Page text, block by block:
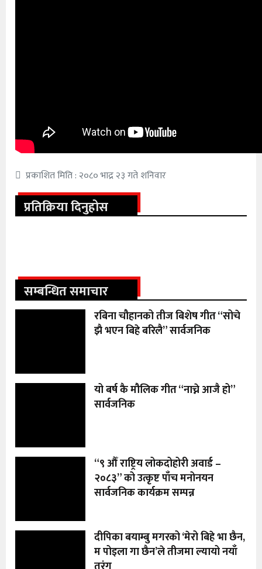
प्रकाशित मिति : २०८० भाद्र २३ गते शनिवार
प्रतिक्रिया दिनुहोस
सम्बन्धित समाचार
रबिना चौहानको तीज बिशेष गीत “सोचे
झै भएन बिहे बरिलै” सार्वजनिक
यो बर्ष कै मौलिक गीत “नाच्ने आजै हो”
सार्वजनिक
“९ औँ राष्ट्रिय लोकदोहोरी अवार्ड –
२०८३” को उत्कृष्ट पाँच मनोनयन
सार्वजनिक कार्यक्रम सम्पन्न
दीपिका बयाम्बु मगरको ‘मेरो बिहे भा छैन,
म पोइला गा छैन’ले तीजमा ल्यायो नयाँ